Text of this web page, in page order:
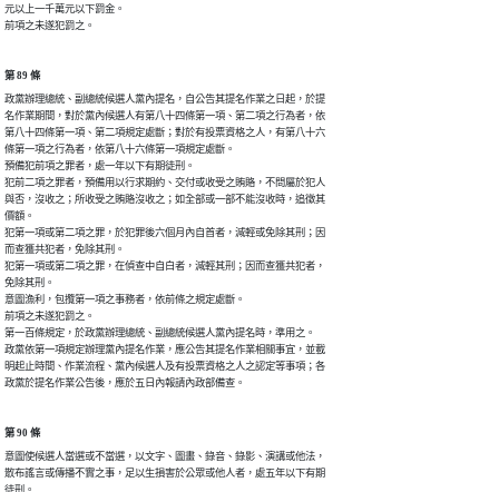
元以上一千萬元以下罰金。
前項之未遂犯罰之。
第 89 條
政黨辦理總統、副總統候選人黨內提名，自公告其提名作業之日起，於提
名作業期間，對於黨內候選人有第八十四條第一項、第二項之行為者，依
第八十四條第一項、第二項規定處斷；對於有投票資格之人，有第八十六
條第一項之行為者，依第八十六條第一項規定處斷。
預備犯前項之罪者，處一年以下有期徒刑。
犯前二項之罪者，預備用以行求期約、交付或收受之賄賂，不問屬於犯人
與否，沒收之；所收受之賄賂沒收之；如全部或一部不能沒收時，追徵其
價額。
犯第一項或第二項之罪，於犯罪後六個月內自首者，減輕或免除其刑；因
而查獲共犯者，免除其刑。
犯第一項或第二項之罪，在偵查中自白者，減輕其刑；因而查獲共犯者，
免除其刑。
意圖漁利，包攬第一項之事務者，依前條之規定處斷。
前項之未遂犯罰之。
第一百條規定，於政黨辦理總統、副總統候選人黨內提名時，準用之。
政黨依第一項規定辦理黨內提名作業，應公告其提名作業相關事宜，並載
明起止時間、作業流程、黨內候選人及有投票資格之人之認定等事項；各
政黨於提名作業公告後，應於五日內報請內政部備查。
第 90 條
意圖使候選人當選或不當選，以文字、圖畫、錄音、錄影、演講或他法，
散布謠言或傳播不實之事，足以生損害於公眾或他人者，處五年以下有期
徒刑。